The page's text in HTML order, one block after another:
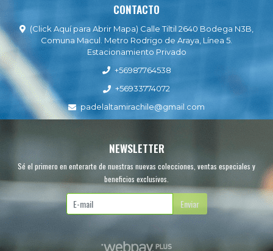
CONTACTO
(Click Aquí para Abrir Mapa) Calle Tiltil 2640 Bodega N3B,
Comuna Macul. Metro Rodrigo de Araya, Línea 5.
Estacionamiento Privado
+56987764538
+56933774072
padelaltamirachile@gmail.com
NEWSLETTER
Sé el primero en enterarte de nuestras nuevas colecciones, ventas especiales y
beneficios exclusivos.
Enviar